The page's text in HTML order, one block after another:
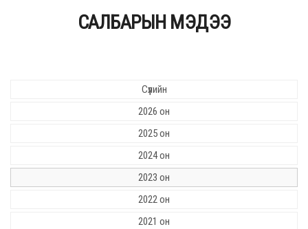
САЛБАРЫН МЭДЭЭ
Сүүлийн
2026 он
2025 он
2024 он
2023 он
2022 он
2021 он